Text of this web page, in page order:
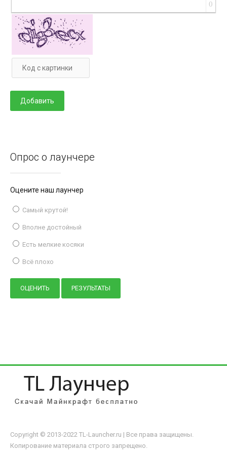
0
Опрос о лаунчере
Оцените наш лаунчер
Самый крутой!
Вполне достойный
Есть мелкие косяки
Всё плохо
Copyright © 2013-2022 TL-Launcher.ru | Все права защищены.
Копирование материала строго запрещено.